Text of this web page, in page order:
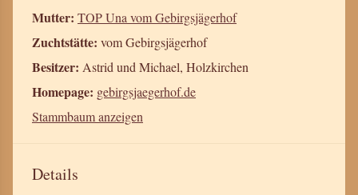
Mutter: TOP Una vom Gebirgsjägerhof
Zuchtstätte: vom Gebirgsjägerhof
Besitzer: Astrid und Michael, Holzkirchen
Homepage: gebirgsjaegerhof.de
Stammbaum anzeigen
Details